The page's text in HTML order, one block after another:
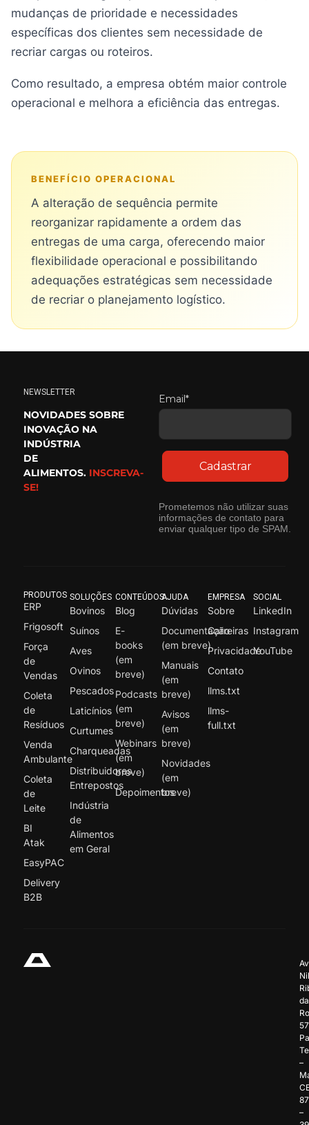
mudanças de prioridade e necessidades
específicas dos clientes sem necessidade de
recriar cargas ou roteiros.
Como resultado, a empresa obtém maior controle
operacional e melhora a eficiência das entregas.
BENEFÍCIO OPERACIONAL
A alteração de sequência permite
reorganizar rapidamente a ordem das
entregas de uma carga, oferecendo maior
flexibilidade operacional e possibilitando
adequações estratégicas sem necessidade
de recriar o planejamento logístico.
NEWSLETTER
NOVIDADES SOBRE
INOVAÇÃO NA
INDÚSTRIA
DE
ALIMENTOS. INSCREVA-
SE!
Email*
Cadastrar
Prometemos não utilizar suas
informações de contato para
enviar qualquer tipo de SPAM.
PRODUTOS
ERP
Frigosoft
Força
de
Vendas
Coleta
de
Resíduos
Venda
Ambulante
Coleta
de
Leite
BI
Atak
EasyPAC
Delivery
B2B
SOLUÇÕES
Bovinos
Suínos
Aves
Ovinos
Pescados
Laticínios
Curtumes
Charqueadas
Distribuidores
Entrepostos
Indústria
de
Alimentos
em Geral
CONTEÚDOS
Blog
E-
books
(em
breve)
Podcasts
(em
breve)
Webinars
(em
breve)
Depoimentos
AJUDA
Dúvidas
Documentação
(em breve)
Manuais
(em
breve)
Avisos
(em
breve)
Novidades
(em
breve)
EMPRESA
Sobre
Carreiras
Privacidade
Contato
llms.txt
llms-
full.txt
SOCIAL
LinkedIn
Instagram
YouTube
da
–
–